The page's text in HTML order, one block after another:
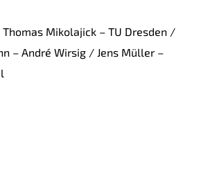
Mikolajick – TU Dresden /
– André Wirsig / Jens Müller –